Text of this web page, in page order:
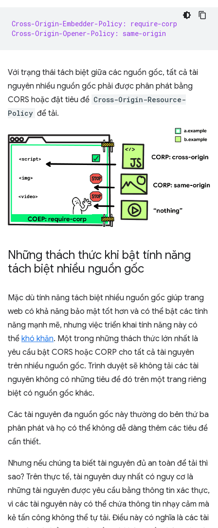
Cross-Origin-Embedder-Policy: require-corp
Cross-Origin-Opener-Policy: same-origin
Với trạng thái tách biệt giữa các nguồn gốc, tất cả tài
nguyên nhiều nguồn gốc phải được phân phát bằng
CORS hoặc đặt tiêu đề Cross-Origin-Resource-
Policy để tải.
Những thách thức khi bật tính năng
tách biệt nhiều nguồn gốc
Mặc dù tính năng tách biệt nhiều nguồn gốc giúp trang
web có khả năng bảo mật tốt hơn và có thể bật các tính
năng mạnh mẽ, nhưng việc triển khai tính năng này có
thể khó khăn. Một trong những thách thức lớn nhất là
yêu cầu bật CORS hoặc CORP cho tất cả tài nguyên
trên nhiều nguồn gốc. Trình duyệt sẽ không tải các tài
nguyên không có những tiêu đề đó trên một trang riêng
biệt có nguồn gốc khác.
Các tài nguyên đa nguồn gốc này thường do bên thứ ba
phân phát và họ có thể không dễ dàng thêm các tiêu đề
cần thiết.
Nhưng nếu chúng ta biết tài nguyên đủ an toàn để tải thì
sao? Trên thực tế, tài nguyên duy nhất có nguy cơ là
những tài nguyên được yêu cầu bằng thông tin xác thực,
vì các tài nguyên này có thể chứa thông tin nhạy cảm mà
kẻ tấn công không thể tự tải. Điều này có nghĩa là các tài